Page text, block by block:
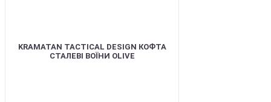
KRAMATAN TACTICAL DESIGN КОФТА
СТАЛЕВІ ВОЇНИ OLIVE